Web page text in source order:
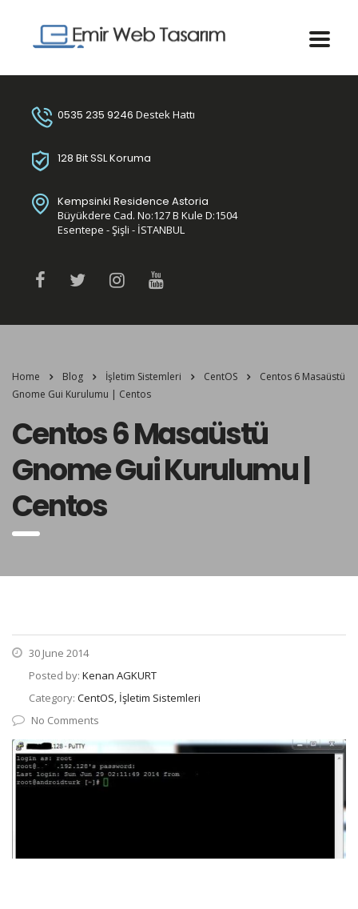
0535 235 9246 Destek Hattı
128 Bit SSL Koruma
Kempsinki Residence Astoria
Büyükdere Cad. No:127 B Kule D:1504
Esentepe - Şişli - İSTANBUL
Home Blog İşletim Sistemleri CentOS
Centos 6 Masaüstü
Gnome Gui Kurulumu | Centos
Centos 6 Masaüstü
Gnome Gui Kurulumu |
Centos
30 June 2014
Posted by: Kenan AGKURT
Category: CentOS, İşletim Sistemleri
No Comments